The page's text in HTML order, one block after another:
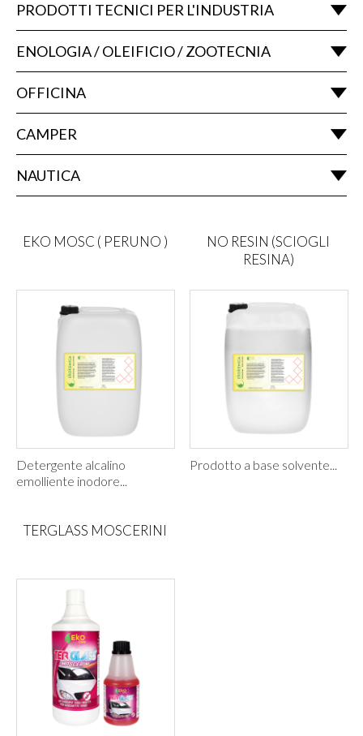
PRODOTTI TECNICI PER L'INDUSTRIA
ENOLOGIA / OLEIFICIO / ZOOTECNIA
OFFICINA
CAMPER
NAUTICA
EKO MOSC ( PERUNO )
Detergente alcalino
emolliente inodore...
NO RESIN (SCIOGLI
RESINA)
Prodotto a base solvente...
TERGLASS MOSCERINI